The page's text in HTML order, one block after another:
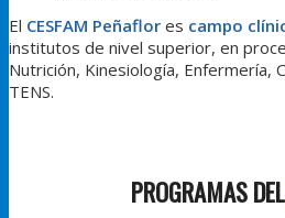
El CESFAM Peñaflor es campo
institutos de nivel superior, en
Nutrición, Kinesiología, Enfermería,
TENS.
PROGRAMAS DEL